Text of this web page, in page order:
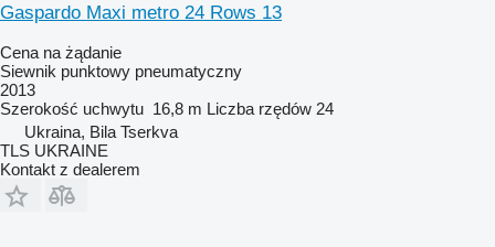
Gaspardo Maxi metro 24 Rows 13
Cena na żądanie
Siewnik punktowy pneumatyczny
2013
Szerokość uchwytu 16,8 m Liczba rzędów 24
Ukraina, Bila Tserkva
TLS UKRAINE
Kontakt z dealerem